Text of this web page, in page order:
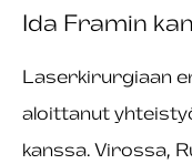
Ida Framin
Laserkirurgiaan
aloittanut
kanssa. Virossa,